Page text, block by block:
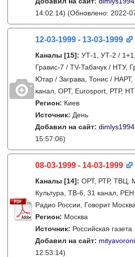
14:02:14) (Обновлено: 2022-
12-03-1999 - 13-03-1999
Каналы [15]: УТ-1, УТ-2 /
Гравис-7 / TV-Табачук / НТУ,
Ютар / Заграва, Тонис /
канал, ОРТ, Eurosport, РТР,
Регион: Киев
Источник: День
Добавил на сайт: dimlys1994
15:57:06)
08-03-1999 - 14-03-1999
Каналы [14]: ОРТ, РТР, ТВЦ,
Культура, ТВ-6, 31 канал,
Радио России, Говорит
Регион: Москва
Источник: Российская газета
Добавил на сайт:
12:53:14)